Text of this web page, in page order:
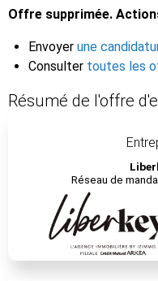
Offre supprimée.
Envoyer une
Consulter toutes les
Résumé de l'offre
Réseau de